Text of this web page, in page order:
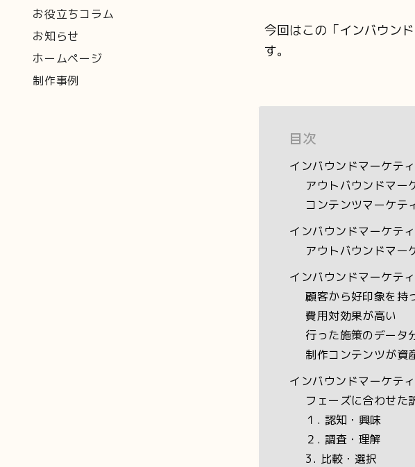
今回はこの「インバウン
す。
目次
インバウンドマーケテ
アウトバウンドマー
コンテンツマーケテ
インバウンドマーケテ
アウトバウンドマー
インバウンドマーケテ
顧客から好印象を持
費用対効果が高い
行った施策のデータ
制作コンテンツが資
インバウンドマーケテ
フェーズに合わせた
１. 認知・興味
２. 調査・理解
3. 比較・選択
お役立ちコラム
お知らせ
ホームページ
制作事例